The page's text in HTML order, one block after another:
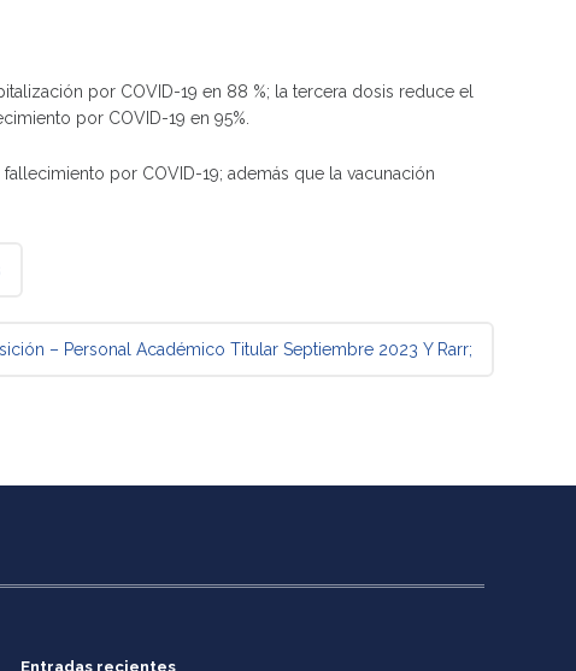
por COVID-19 en 88 %; la tercera dosis reduce el
por COVID-19 en 95%.
por COVID-19; además que la vacunación
– Personal Académico Titular Septiembre 2023 Y Rarr;
Entradas recientes